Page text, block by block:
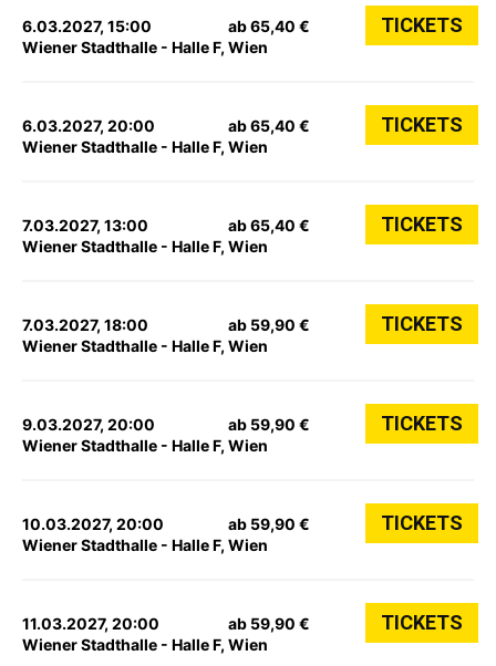
6.03.2027, 15:00
Wiener Stadthalle - Halle F, Wien
ab 65,40 € TICKETS
6.03.2027, 20:00
Wiener Stadthalle - Halle F, Wien
ab 65,40 € TICKETS
7.03.2027, 13:00
Wiener Stadthalle - Halle F, Wien
ab 65,40 € TICKETS
7.03.2027, 18:00
Wiener Stadthalle - Halle F, Wien
ab 59,90 € TICKETS
9.03.2027, 20:00
Wiener Stadthalle - Halle F, Wien
ab 59,90 € TICKETS
10.03.2027, 20:00
Wiener Stadthalle - Halle F, Wien
ab 59,90 € TICKETS
11.03.2027, 20:00
Wiener Stadthalle - Halle F, Wien
ab 59,90 € TICKETS